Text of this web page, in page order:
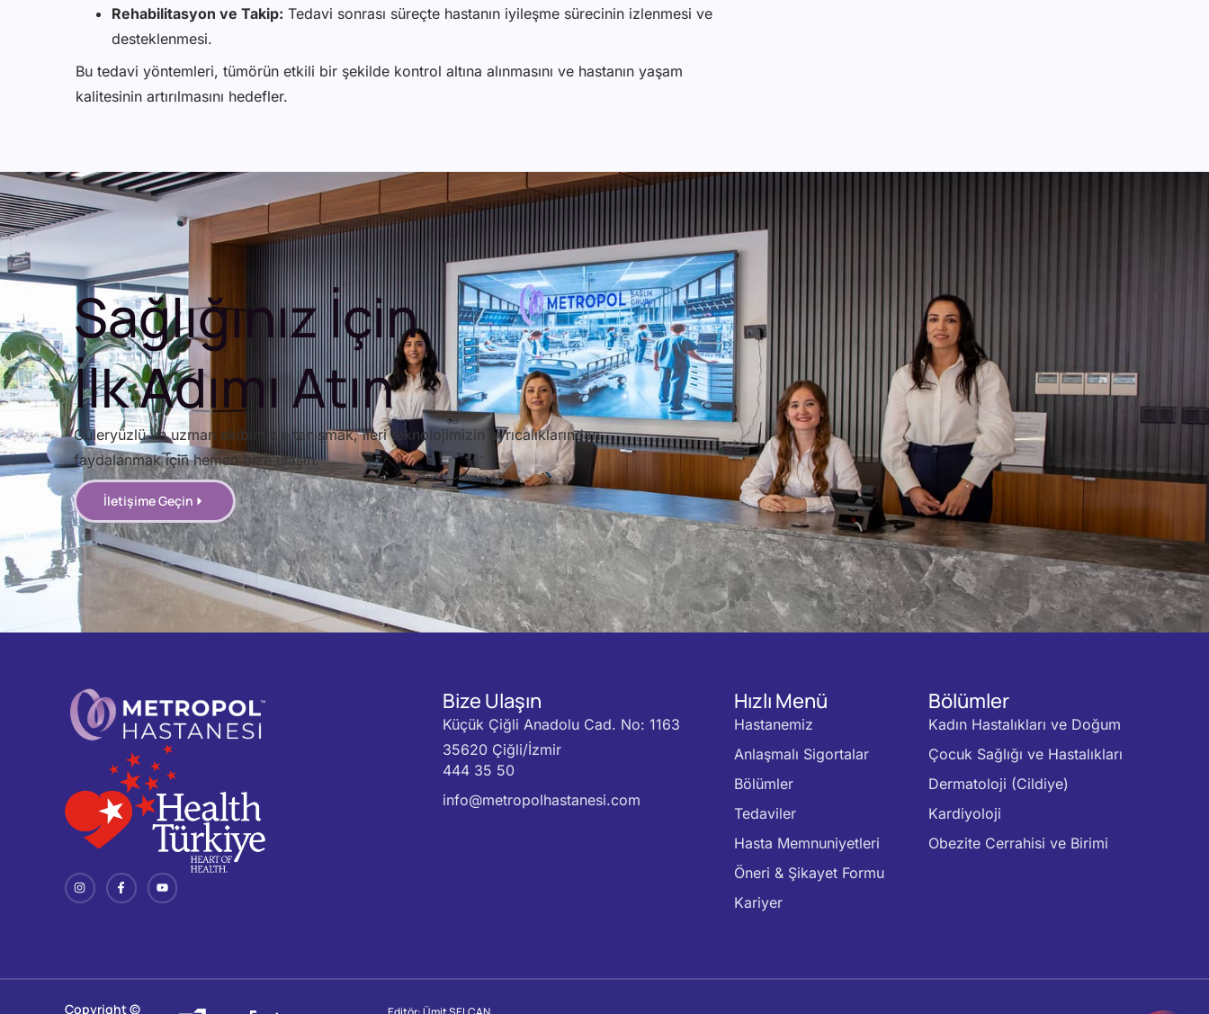
Rehabilitasyon ve Takip: Tedavi sonrası süreçte hastanın iyileşme sürecinin izlenmesi ve
desteklenmesi.
Bu tedavi yöntemleri, tümörün etkili bir şekilde kontrol altına alınmasını ve hastanın yaşam
kalitesinin artırılmasını hedefler.
Sağlığınız İçin
İlk Adımı Atın
Güleryüzlü ve uzman ekibimizle tanışmak, ileri teknolojimizin ayrıcalıklarından
faydalanmak için hemen bize ulaşın.
İletişime Geçin
Bize Ulaşın
Küçük Çiğli Anadolu Cad. No: 1163
35620 Çiğli/İzmir
444 35 50
info@metropolhastanesi.com
Hızlı Menü
Hastanemiz
Anlaşmalı Sigortalar
Bölümler
Tedaviler
Hasta Memnuniyetleri
Öneri & Şikayet Formu
Kariyer
Bölümler
Kadın Hastalıkları ve Doğum
Çocuk Sağlığı ve Hastalıkları
Dermatoloji (Cildiye)
Kardiyoloji
Obezite Cerrahisi ve Birimi
Copyright ©